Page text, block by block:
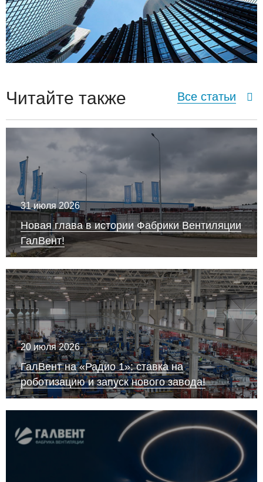
Читайте также Все статьи
31 июля 2026
Новая глава в истории Фабрики Вентиляции
ГалВент!
20 июля 2026
ГалВент на «Радио 1»: ставка на
роботизацию и запуск нового завода!